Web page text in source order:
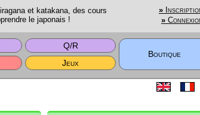
et katakana, des cours
le japonais !
»
»
Q/R
Boutique
Jeux